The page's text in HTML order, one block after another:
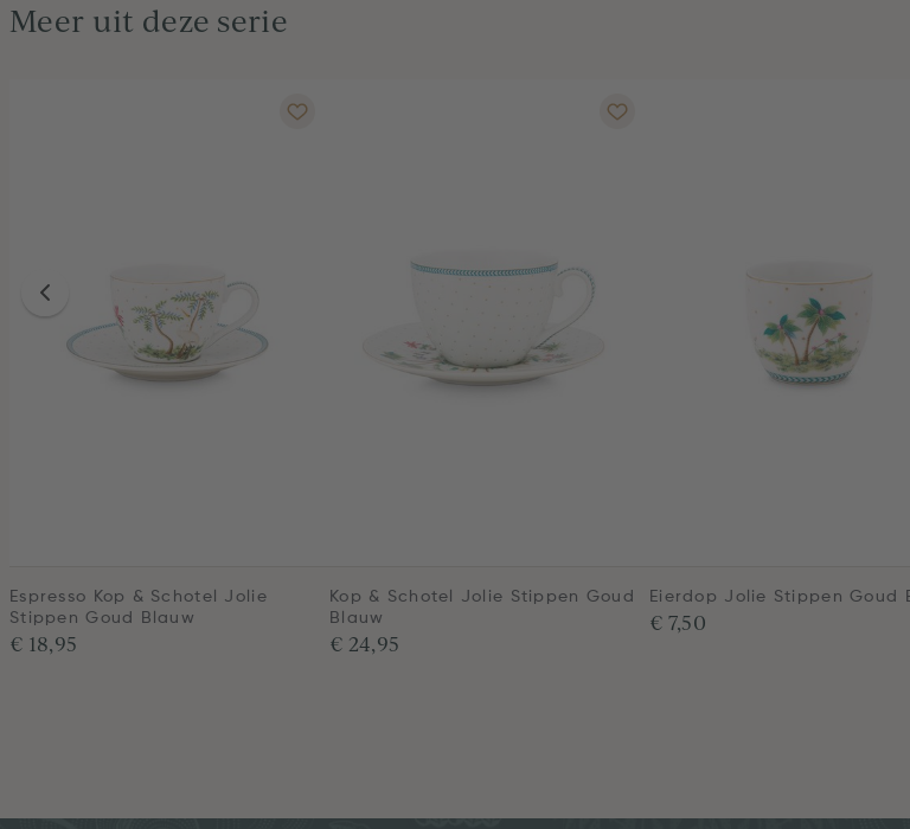
Meer uit deze serie
Espresso Kop & Schotel Jolie
Stippen Goud Blauw
€ 18,95
Kop & Schotel Jolie Stippen Goud
Blauw
€ 24,95
Eierdop Jolie Stippen Goud
€ 7,50